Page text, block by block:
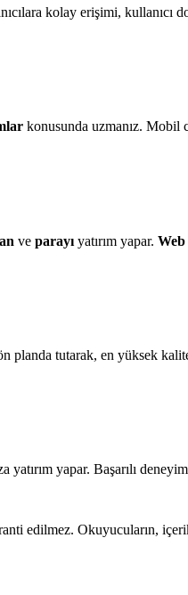
kolay erişimi, kullanıcı
konusunda uzmanız. Mobil
ve parayı yatırım yapar. Web
planda tutarak, en yüksek
yapar. Başarılı
edilmez. Okuyucuların,